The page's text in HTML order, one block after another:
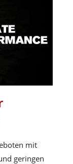
mit
geringen